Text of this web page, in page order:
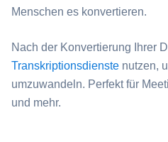
Menschen es konvertieren.
Nach der Konvertierung Ihrer
Transkriptionsdienste nutzen,
umzuwandeln. Perfekt für
und mehr.